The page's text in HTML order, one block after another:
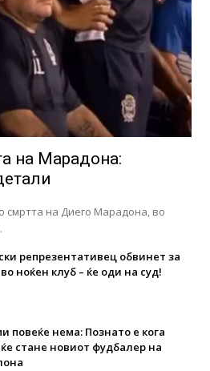
на Марадона:
смртта на Диего Марадона, во
репрезентативец обвинет за
ноќен клуб – ќе оди на суд!
повеќе нема: Познато е кога
стане новиот фудбалер на